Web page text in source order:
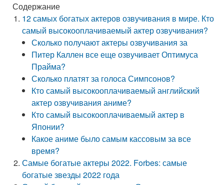
Содержание
12 самых богатых актеров озвучивания в мире. Кто
самый высокооплачиваемый актер озвучивания?
Сколько получают актеры озвучивания за
Питер Каллен все еще озвучивает Оптимуса
Прайма?
Сколько платят за голоса Симпсонов?
Кто самый высокооплачиваемый английский
актер озвучивания аниме?
Кто самый высокооплачиваемый актер в
Японии?
Какое аниме было самым кассовым за все
время?
Самые богатые актеры 2022. Forbes: самые
богатые звезды 2022 года